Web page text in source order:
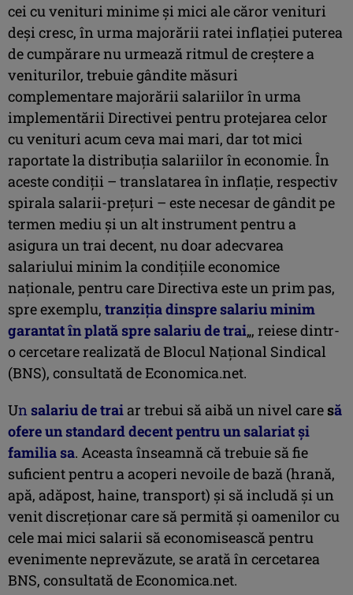
cei cu venituri minime şi mici ale căror venituri
deși cresc, în urma majorării ratei inflaţiei puterea
de cumpărare nu urmează ritmul de creştere a
veniturilor, trebuie gândite măsuri
complementare majorării salariilor în urma
implementării Directivei pentru protejarea celor
cu venituri acum ceva mai mari, dar tot mici
raportate la distribuţia salariilor în economie. În
aceste condiții – translatarea în inflaţie, respectiv
spirala salarii-preţuri – este necesar de gândit pe
termen mediu și un alt instrument pentru a
asigura un trai decent, nu doar adecvarea
salariului minim la condițiile economice
naționale, pentru care Directiva este un prim pas,
spre exemplu, tranziția dinspre salariu minim
garantat în plată spre salariu de trai„, reiese dintr-
o cercetare realizată de Blocul Naţional Sindical
(BNS), consultată de Economica.net.
Un salariu de traiar trebui să aibă un nivel care să
ofere un standard decent pentruun salariat și
familia sa. Aceasta înseamnă că trebuie să fie
suficient pentru a acoperi nevoile de bază (hrană,
apă, adăpost, haine, transport) şi să includă şi un
venit discreţionar care să permită și oamenilor cu
cele mai mici salarii să economisească pentru
evenimente neprevăzute, se arată în cercetarea
BNS, consultată de Economica.net.